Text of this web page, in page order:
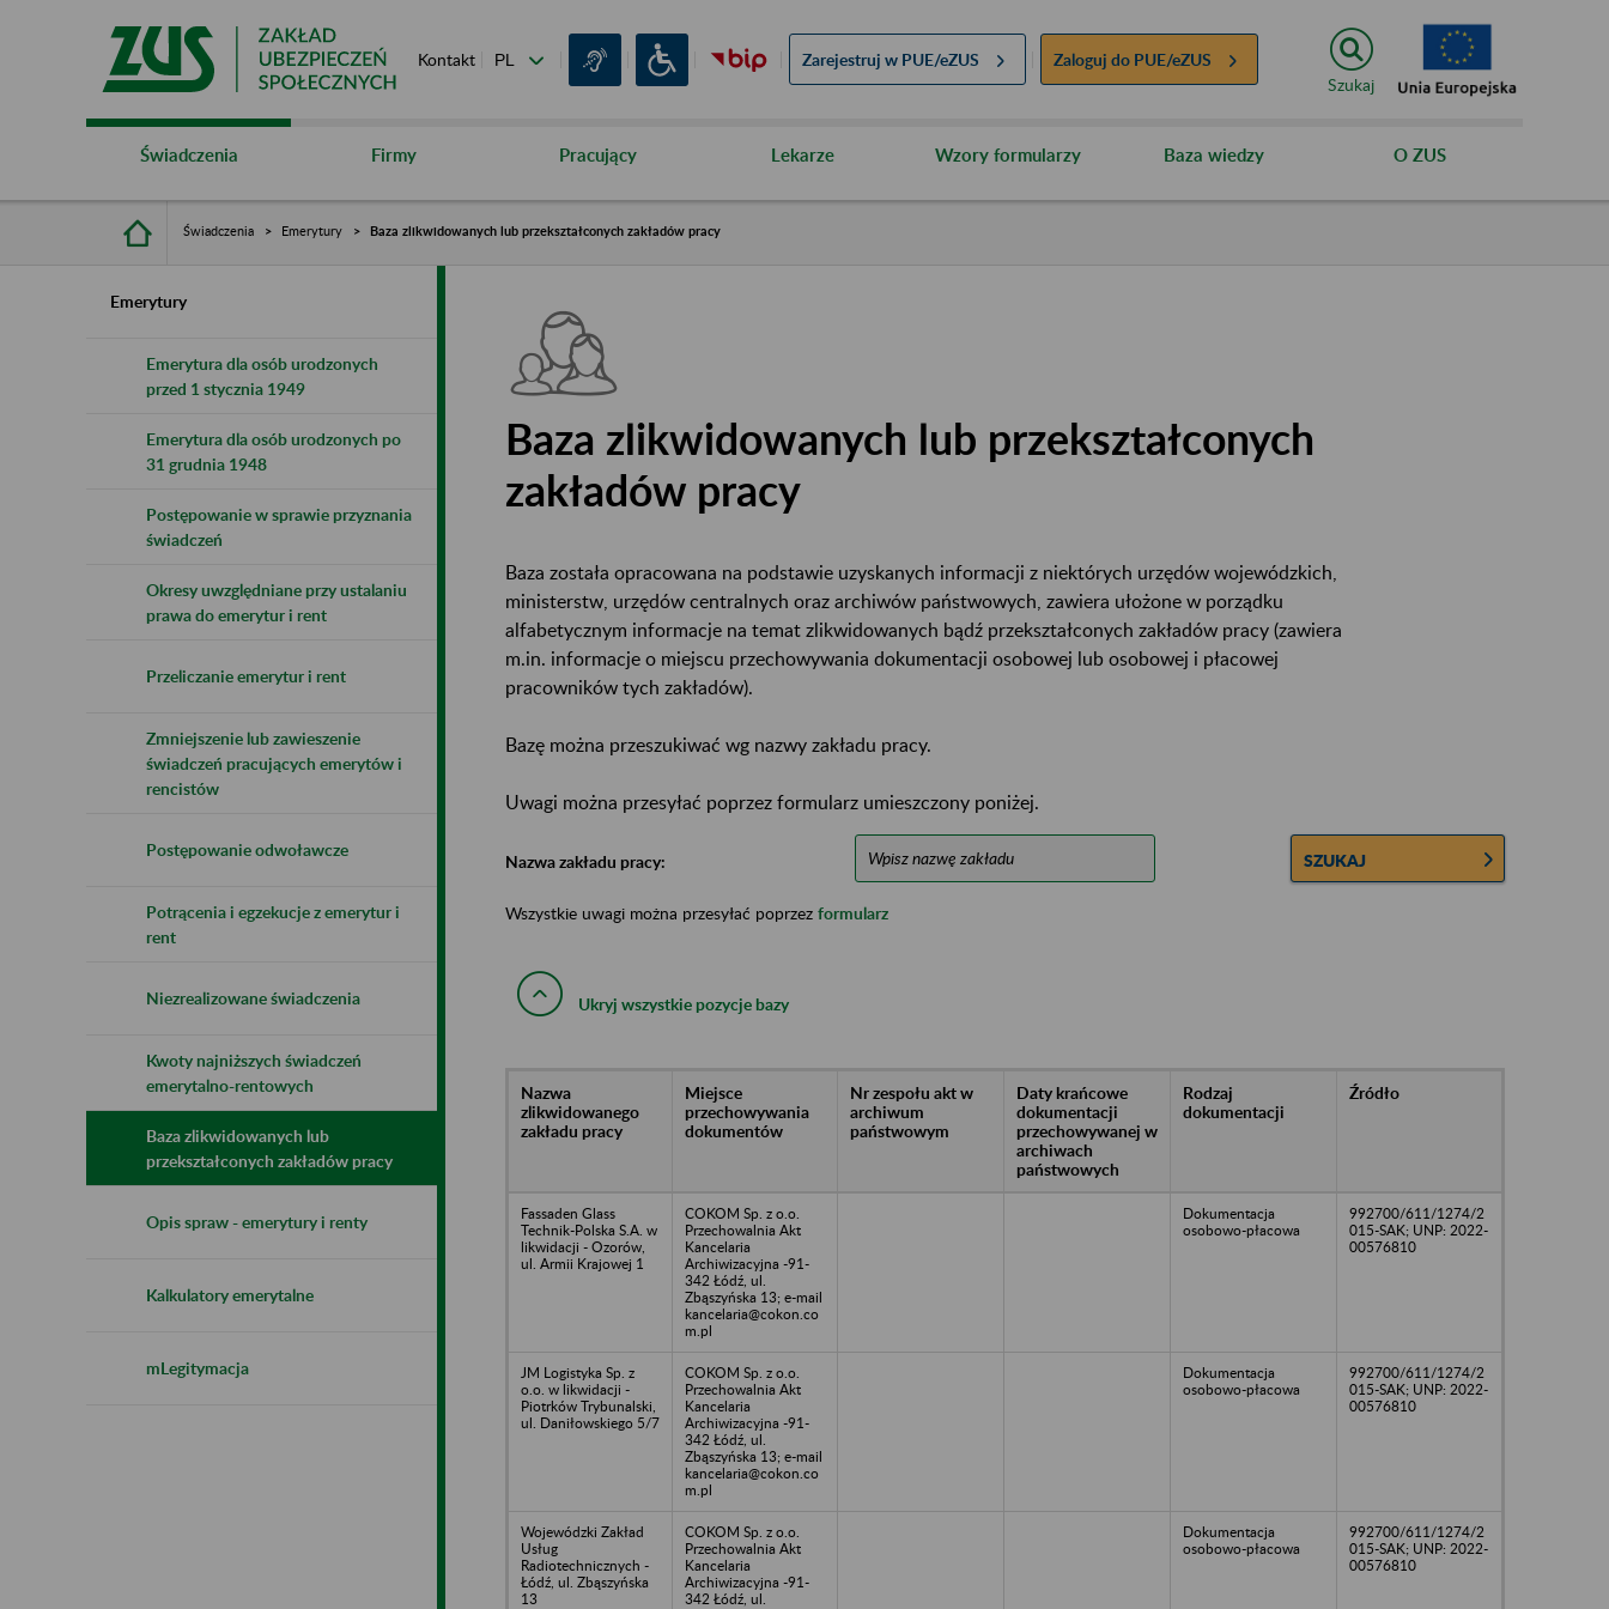
Kontakt Zarejestruj w PUE/eZUS Zaloguj do PUE/eZUS
Szukaj
Świadczenia Firmy Pracujący Lekarze Wzory formularzy Baza wiedzy O ZUS
Świadczenia Emerytury Baza zlikwidowanych lub przekształconych zakładów pracy
Emerytury
Emerytura dla osób urodzonych
przed 1 stycznia 1949
Emerytura dla osób urodzonych po
31 grudnia 1948
Postępowanie w sprawie przyznania
świadczeń
Okresy uwzględniane przy ustalaniu
prawa do emerytur i rent
Przeliczanie emerytur i rent
Zmniejszenie lub zawieszenie
świadczeń pracujących emerytów i
rencistów
Postępowanie odwoławcze
Potrącenia i egzekucje z emerytur i
rent
Niezrealizowane świadczenia
Kwoty najniższych świadczeń
emerytalno-rentowych
Baza zlikwidowanych lub
przekształconych zakładów pracy
Opis spraw - emerytury i renty
Kalkulatory emerytalne
mLegitymacja
Baza zlikwidowanych lub przekształconych
zakładów pracy
Baza została opracowana na podstawie uzyskanych informacji z niektórych urzędów wojewódzkich,
ministerstw, urzędów centralnych oraz archiwów państwowych, zawiera ułożone w porządku
alfabetycznym informacje na temat zlikwidowanych bądź przekształconych zakładów pracy (zawiera
m.in. informacje o miejscu przechowywania dokumentacji osobowej lub osobowej i płacowej
pracowników tych zakładów).
Bazę można przeszukiwać wg nazwy zakładu pracy.
Uwagi można przesyłać poprzez formularz umieszczony poniżej.
Nazwa zakładu pracy: SZUKAJ
Wszystkie uwagi można przesyłać poprzez formularz
Ukryj wszystkie pozycje bazy
Nazwa
zlikwidowanego
zakładu pracy
Miejsce
przechowywania
dokumentów
Nr zespołu akt w
archiwum
państwowym
Daty krańcowe
dokumentacji
przechowywanej w
archiwach
państwowych
Rodzaj
dokumentacji
Źródło
Fassaden Glass
Technik-Polska S.A. w
likwidacji - Ozorów,
ul. Armii Krajowej 1
COKOM Sp. z o.o.
Przechowalnia Akt
Kancelaria
Archiwizacyjna -91-
342 Łódź, ul.
Zbąszyńska 13; e-mail
kancelaria@cokon.co
m.pl
Dokumentacja
osobowo-płacowa
992700/611/1274/2
015-SAK; UNP: 2022-
00576810
JM Logistyka Sp. z
o.o. w likwidacji -
Piotrków Trybunalski,
ul. Daniłowskiego 5/7
COKOM Sp. z o.o.
Przechowalnia Akt
Kancelaria
Archiwizacyjna -91-
342 Łódź, ul.
Zbąszyńska 13; e-mail
kancelaria@cokon.co
m.pl
Dokumentacja
osobowo-płacowa
992700/611/1274/2
015-SAK; UNP: 2022-
00576810
Wojewódzki Zakład
Usług
Radiotechnicznych -
Łódź, ul. Zbąszyńska
13
COKOM Sp. z o.o.
Przechowalnia Akt
Kancelaria
Archiwizacyjna -91-
342 Łódź, ul.
Dokumentacja
osobowo-płacowa
992700/611/1274/2
015-SAK; UNP: 2022-
00576810